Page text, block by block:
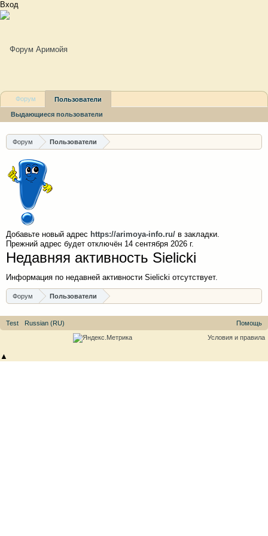
Вход
Форум Пользователи
Добавьте новый адрес https://arimoya-info.ru/ в закладки.
Прежний адрес будет отключён 14 сентября 2026 г.
Недавняя активность Sielicki
Информация по недавней активности Sielicki отсутствует.
Форум Пользователи
Форум Пользователи
Выдающиеся пользователи
Недавняя активность Новые сообщения профиля
Test Russian (RU)
Помощь
Условия и правила
▲